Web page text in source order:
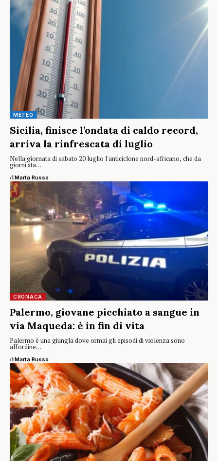
METEO
Sicilia, finisce l’ondata di caldo record,
arriva la rinfrescata di luglio
Nella giornata di sabato 20 luglio l'anticiclone nord-africano, che da
giorni sta…
diMarta Russo
CRONACA
Palermo, giovane picchiato a sangue in
via Maqueda: è in fin di vita
Palermo è una giungla dove ormai gli episodi di violenza sono
all'ordine…
diMarta Russo